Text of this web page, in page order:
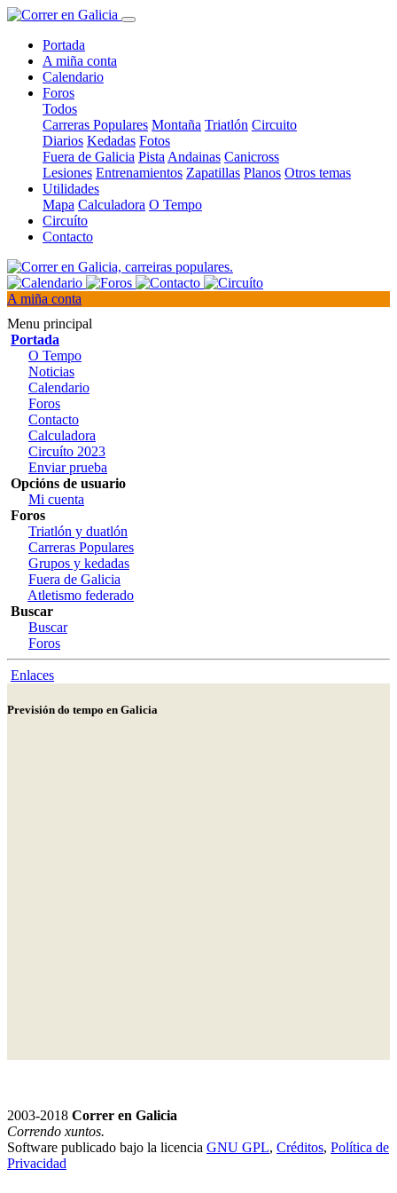
Portada
A miña conta
Calendario
Foros
Todos
Carreras Populares Montaña Triatlón Circuito
Diarios Kedadas Fotos
Fuera de Galicia Pista Andainas Canicross
Lesiones Entrenamientos Zapatillas Planos Otros temas
Utilidades
Mapa Calculadora O Tempo
Circuíto
Contacto
A miña conta
Menu principal
Portada
O Tempo
Noticias
Calendario
Foros
Contacto
Calculadora
Circuíto 2023
Enviar prueba
Opcións de usuario
Mi cuenta
Foros
Triatlón y duatlón
Carreras Populares
Grupos y kedadas
Fuera de Galicia
Atletismo federado
Buscar
Buscar
Foros
Enlaces
Previsión do tempo en Galicia
2003-2018 Correr en Galicia
Correndo xuntos.
Software publicado bajo la licencia GNU GPL, Créditos, Política de
Privacidad